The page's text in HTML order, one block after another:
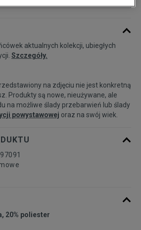
aktualnych kolekcji, ubiegłych
Szczegóły.
na zdjęciu nie jest konkretną
Produkty są nowe, nieużywane, ale
na możliwe ślady przebarwień lub ślady
powystawowej oraz na swój wiek.
20% poliester